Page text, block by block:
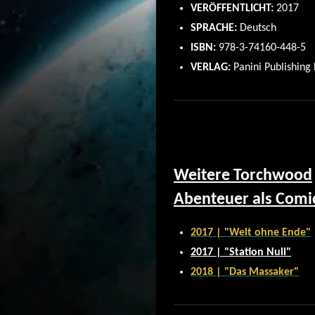
VERÖFFENTLICHT: 2017
SPRACHE: Deutsch
ISBN: 978-3-74160-448-5
VERLAG: Panini Publishing
Weitere Torchwood
Abenteuer als
2017 | "Welt ohne Ende"
2017 | "Station Null"
2018 | "Das Massaker"